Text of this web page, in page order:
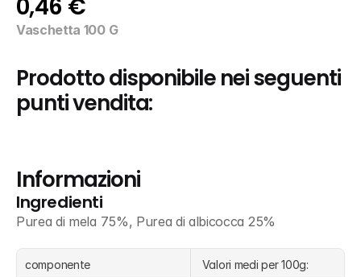
0,46 €
Vaschetta 100 G
Prodotto disponibile nei seguenti
punti vendita:
Informazioni
Ingredienti
Purea di mela 75%, Purea di albicocca 25%
componente Valori medi per 100g: